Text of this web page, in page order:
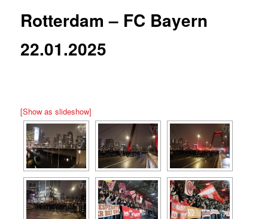
Rotterdam – FC Bayern
22.01.2025
[Show as slideshow]